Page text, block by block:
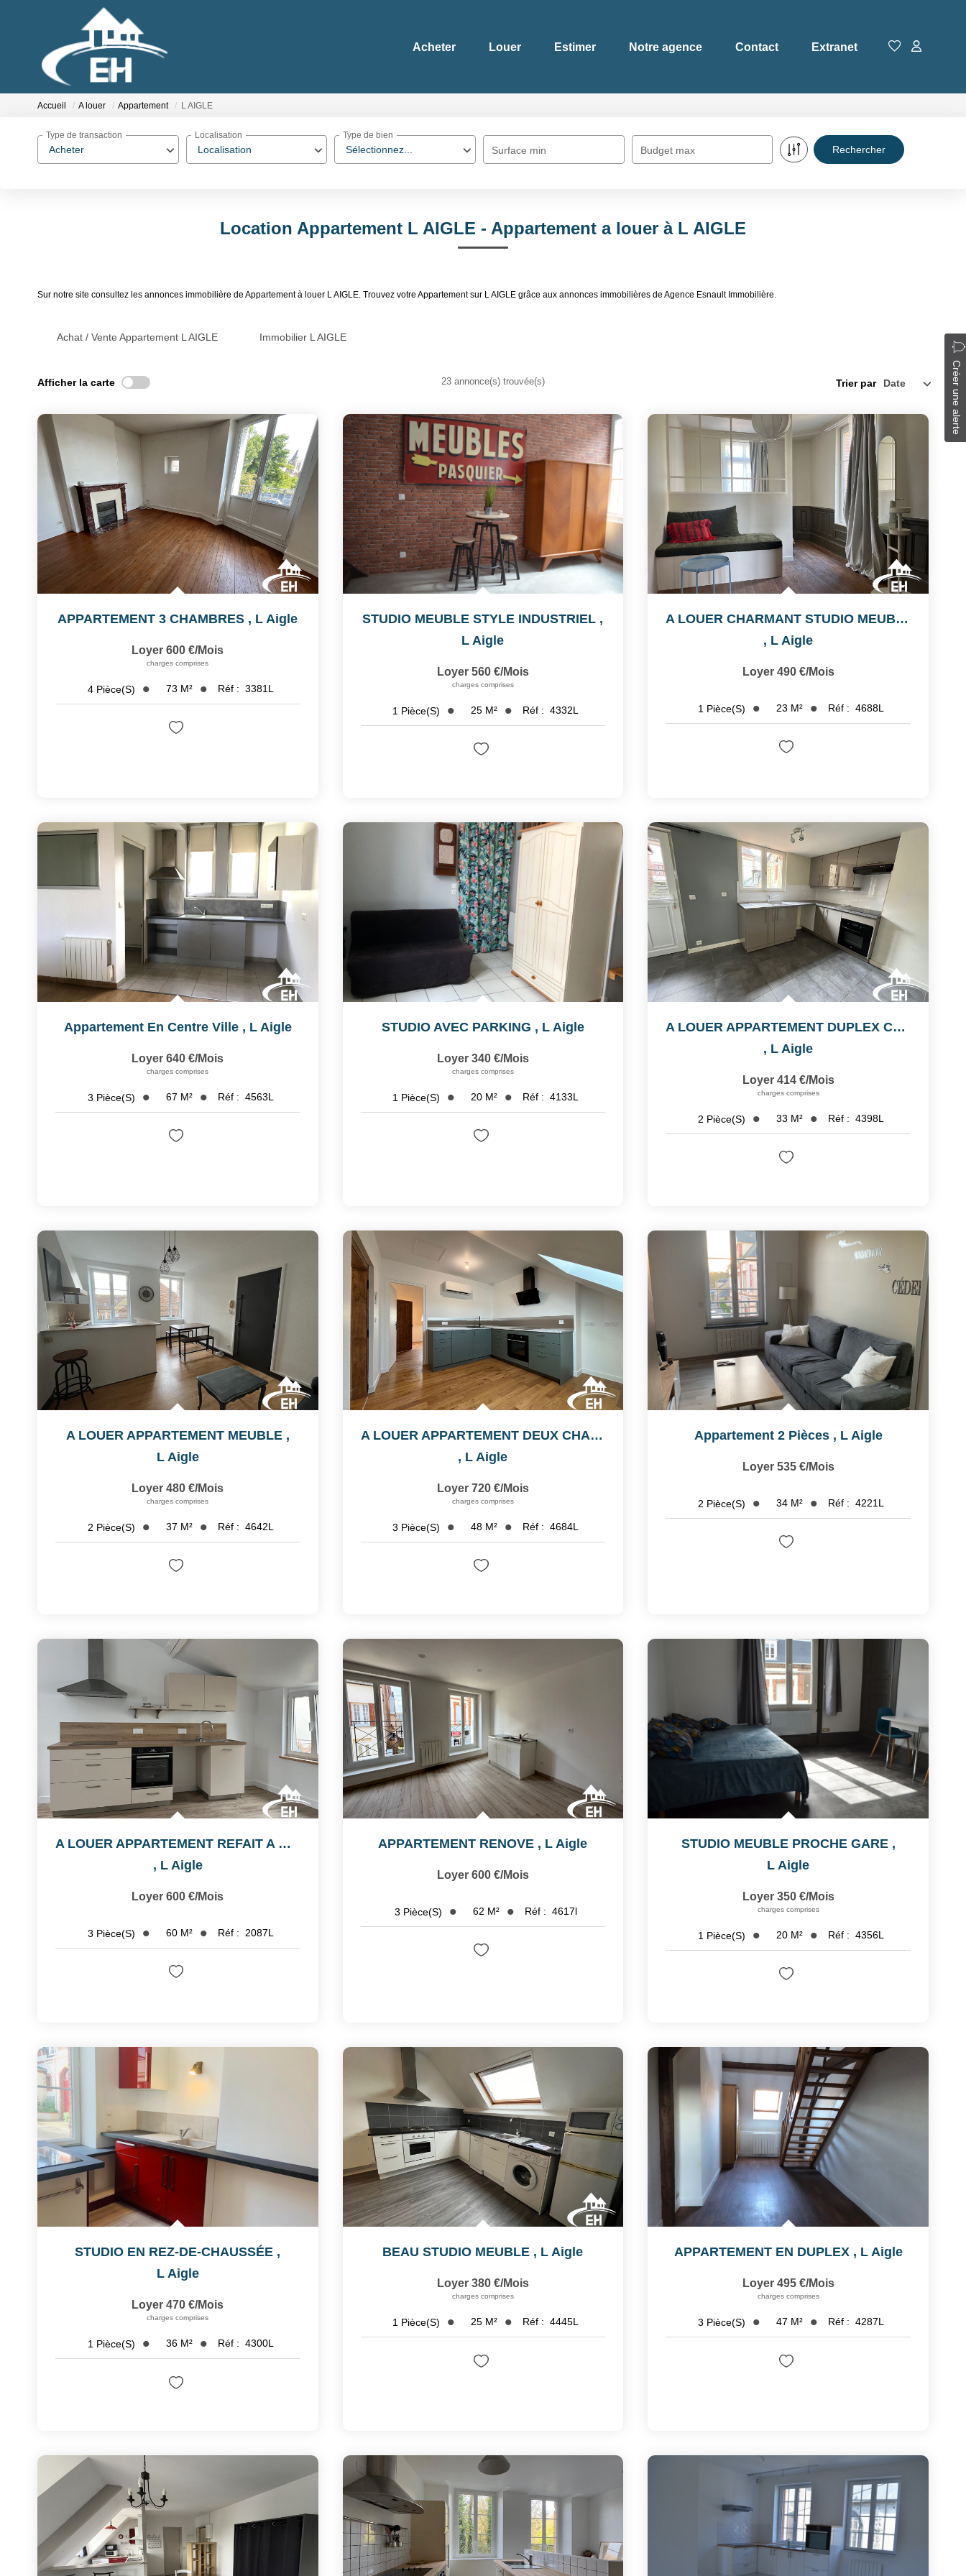
Acheter Louer Estimer Notre agence Contact Extranet
Accueil A louer Appartement L AIGLE
Acheter
Type de transaction
Localisation
Localisation
Sélectionnez...
Type de bien
Surface min Budget max
Location Appartement L AIGLE - Appartement a louer à L AIGLE
Sur notre site consultez les annonces immobilière de Appartement à louer L AIGLE. Trouvez votre Appartement sur L AIGLE grâce aux annonces immobilières de Agence Esnault Immobilière.
Achat / Vente Appartement L AIGLE Immobilier L AIGLE
Créer une alerte
Afficher la carte 23 annonce(s) trouvée(s) Trier par
APPARTEMENT 3 CHAMBRES , L Aigle
Loyer 600 €/mois
charges comprises
4 Pièce(s) 73 M² Réf : 3381L
STUDIO MEUBLE STYLE INDUSTRIEL ,
L Aigle
Loyer 560 €/mois
charges comprises
1 Pièce(s) 25 M² Réf : 4332L
A LOUER CHARMANT STUDIO MEUBLE
, L Aigle
Loyer 490 €/mois
1 Pièce(s) 23 M² Réf : 4688L
Appartement En Centre Ville , L Aigle
Loyer 640 €/mois
charges comprises
3 Pièce(s) 67 M² Réf : 4563L
STUDIO AVEC PARKING , L Aigle
Loyer 340 €/mois
charges comprises
1 Pièce(s) 20 M² Réf : 4133L
A LOUER APPARTEMENT DUPLEX CENTRE VILLE
, L Aigle
Loyer 414 €/mois
charges comprises
2 Pièce(s) 33 M² Réf : 4398L
A LOUER APPARTEMENT MEUBLE ,
L Aigle
Loyer 480 €/mois
charges comprises
2 Pièce(s) 37 M² Réf : 4642L
A LOUER APPARTEMENT DEUX CHAMBRES
, L Aigle
Loyer 720 €/mois
charges comprises
3 Pièce(s) 48 M² Réf : 4684L
Appartement 2 Pièces , L Aigle
Loyer 535 €/mois
2 Pièce(s) 34 M² Réf : 4221L
A LOUER APPARTEMENT REFAIT A NEUF - 2EME ETAGE
, L Aigle
Loyer 600 €/mois
3 Pièce(s) 60 M² Réf : 2087L
APPARTEMENT RENOVE , L Aigle
Loyer 600 €/mois
3 Pièce(s) 62 M² Réf : 4617l
STUDIO MEUBLE PROCHE GARE ,
L Aigle
Loyer 350 €/mois
charges comprises
1 Pièce(s) 20 M² Réf : 4356L
STUDIO EN REZ-DE-CHAUSSÉE ,
L Aigle
Loyer 470 €/mois
charges comprises
1 Pièce(s) 36 M² Réf : 4300L
BEAU STUDIO MEUBLE , L Aigle
Loyer 380 €/mois
charges comprises
1 Pièce(s) 25 M² Réf : 4445L
APPARTEMENT EN DUPLEX , L Aigle
Loyer 495 €/mois
charges comprises
3 Pièce(s) 47 M² Réf : 4287L